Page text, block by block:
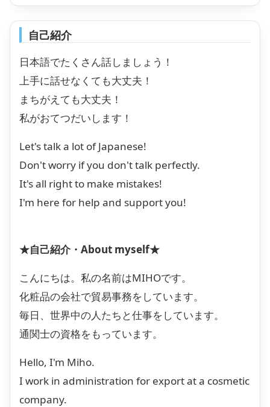
自己紹介
日本語でたくさん話しましょう！
上手に話せなくても大丈夫！
まちがえても大丈夫！
私がおてつだいします！
Let's talk a lot of Japanese!
Don't worry if you don't talk perfectly.
It's all right to make mistakes!
I'm here for help and support you!
★自己紹介・About myself★
こんにちは。私の名前はMIHOです。
化粧品の会社で貿易事務をしています。
毎日、世界中の人たちと仕事をしています。
通関士の資格をもっています。
Hello, I'm Miho.
I work in administration for export at a cosmetic
company.